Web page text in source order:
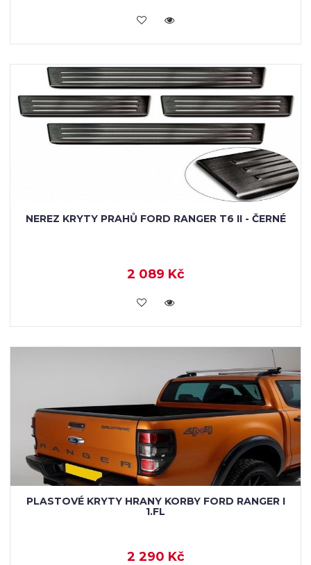
KOUPIT
NEREZ KRYTY PRAHŮ FORD RANGER T6 II - ČERNÉ
2 089 Kč
KOUPIT
PLASTOVÉ KRYTY HRANY KORBY FORD RANGER I
1.FL
2 290 Kč